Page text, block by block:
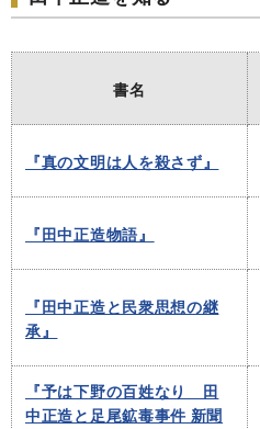
書名
『真の文明は人を殺さず』
『田中正造物語』
『田中正造と民衆思想の継
承』
『予は下野の百姓なり 田
中正造と足尾鉱毒事件 新聞